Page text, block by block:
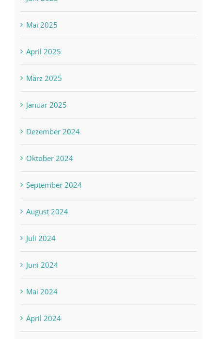
Mai 2025
April 2025
März 2025
Januar 2025
Dezember 2024
Oktober 2024
September 2024
August 2024
Juli 2024
Juni 2024
Mai 2024
April 2024